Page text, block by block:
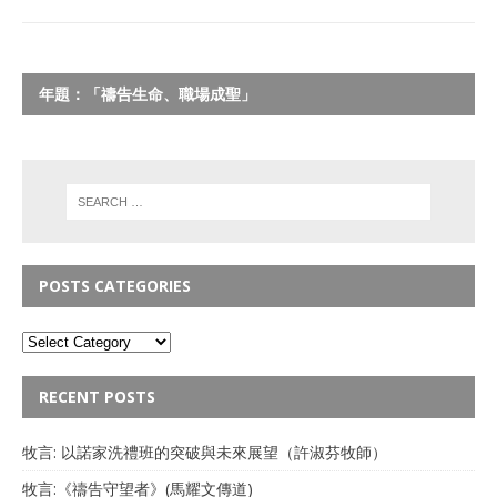
年題：「禱告生命、職場成聖」
POSTS CATEGORIES
RECENT POSTS
牧言: 以諾家洗禮班的突破與未來展望（許淑芬牧師）
牧言:《禱告守望者》(馬耀文傳道)